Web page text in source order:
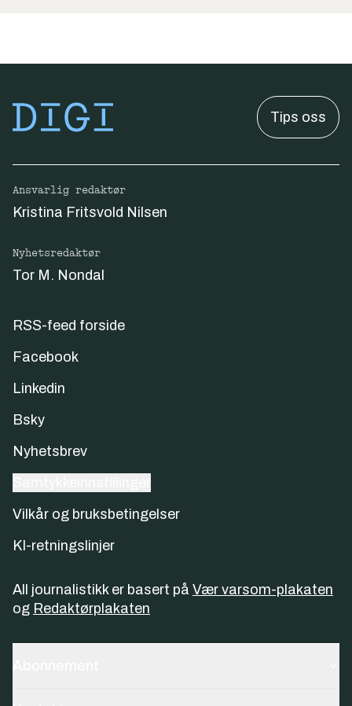
Tips oss
Ansvarlig redaktør
Kristina Fritsvold Nilsen
Nyhetsredaktør
Tor M. Nondal
RSS-feed forside
Facebook
Linkedin
Bsky
Nyhetsbrev
Vilkår og bruksbetingelser
KI-retningslinjer
All journalistikk er basert på Vær varsom-plakaten
og Redaktørplakaten